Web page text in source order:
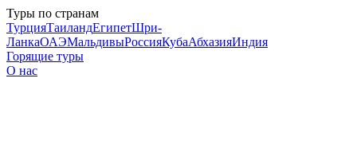
Туры по странам
ТурцияТаиландЕгипетШри-
ЛанкаОАЭМальдивыРоссияКубаАбхазияИндия
Горящие туры
О нас